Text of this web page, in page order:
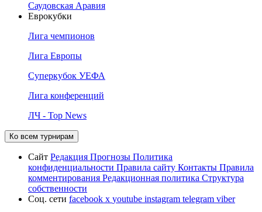
Саудовская Аравия
Еврокубки
Лига чемпионов
Лига Европы
Суперкубок УЕФА
Лига конференций
ЛЧ - Top News
Ко всем турнирам
Сайт Редакция Прогнозы Политика
конфиденциальности Правила сайту Контакты Правила
комментирования Редакционная политика Структура
собственности
Соц. сети facebook x youtube instagram telegram viber